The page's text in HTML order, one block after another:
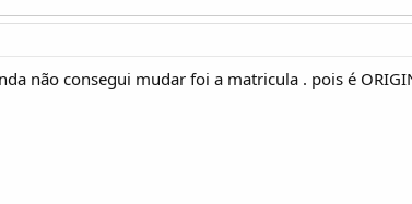
não consegui mudar foi a matricula . pois é